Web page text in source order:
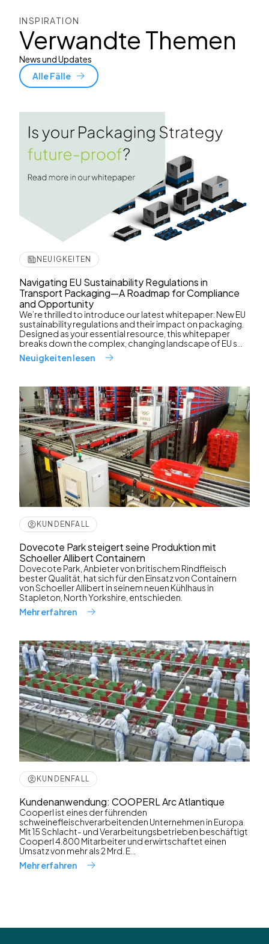
INSPIRATION
Verwandte Themen
News und Updates
Alle Fälle
NEUIGKEITEN
Navigating EU Sustainability Regulations in
Transport Packaging—A Roadmap for Compliance
and Opportunity
We’re thrilled to introduce our latest whitepaper: New EU
sustainability regulations and their impact on packaging.
Designed as your essential resource, this whitepaper
breaks down the complex, changing landscape of EU s...
Neuigkeiten lesen
KUNDENFALL
Dovecote Park steigert seine Produktion mit
Schoeller Allibert Containern
Dovecote Park, Anbieter von britischem Rindfleisch
bester Qualität, hat sich für den Einsatz von Containern
von Schoeller Allibert in seinem neuen Kühlhaus in
Stapleton, North Yorkshire, entschieden.
Mehr erfahren
KUNDENFALL
Kundenanwendung: COOPERL Arc Atlantique
Cooperl ist eines der führenden
schweinefleischverarbeitenden Unternehmen in Europa.
Mit 15 Schlacht- und Verarbeitungsbetrieben beschäftigt
Cooperl 4.800 Mitarbeiter und erwirtschaftet einen
Umsatz von mehr als 2 Mrd. E...
Mehr erfahren